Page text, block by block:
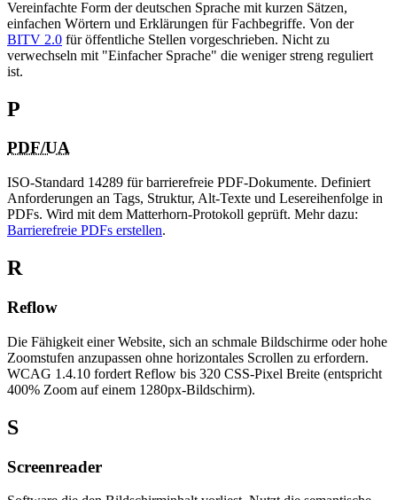
Vereinfachte Form der deutschen Sprache mit kurzen Sätzen,
einfachen Wörtern und Erklärungen für Fachbegriffe. Von der
BITV 2.0 für öffentliche Stellen vorgeschrieben. Nicht zu
verwechseln mit "Einfacher Sprache" die weniger streng reguliert
ist.
P
PDF/UA
ISO-Standard 14289 für barrierefreie PDF-Dokumente. Definiert
Anforderungen an Tags, Struktur, Alt-Texte und Lesereihenfolge in
PDFs. Wird mit dem Matterhorn-Protokoll geprüft. Mehr dazu:
Barrierefreie PDFs erstellen.
R
Reflow
Die Fähigkeit einer Website, sich an schmale Bildschirme oder hohe
Zoomstufen anzupassen ohne horizontales Scrollen zu erfordern.
WCAG 1.4.10 fordert Reflow bis 320 CSS-Pixel Breite (entspricht
400% Zoom auf einem 1280px-Bildschirm).
S
Screenreader